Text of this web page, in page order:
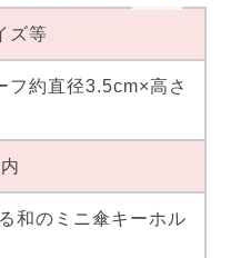
ズ等
フ約直径3.5cm×高さ
和のミニ傘キーホル